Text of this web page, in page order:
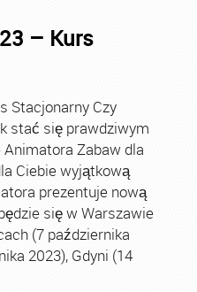
– Kurs
Stacjonarny Czy
stać się prawdziwym
Zabaw dla
Ciebie wyjątkową
prezentuje nową
się w Warszawie
(7 października
2023), Gdyni (14